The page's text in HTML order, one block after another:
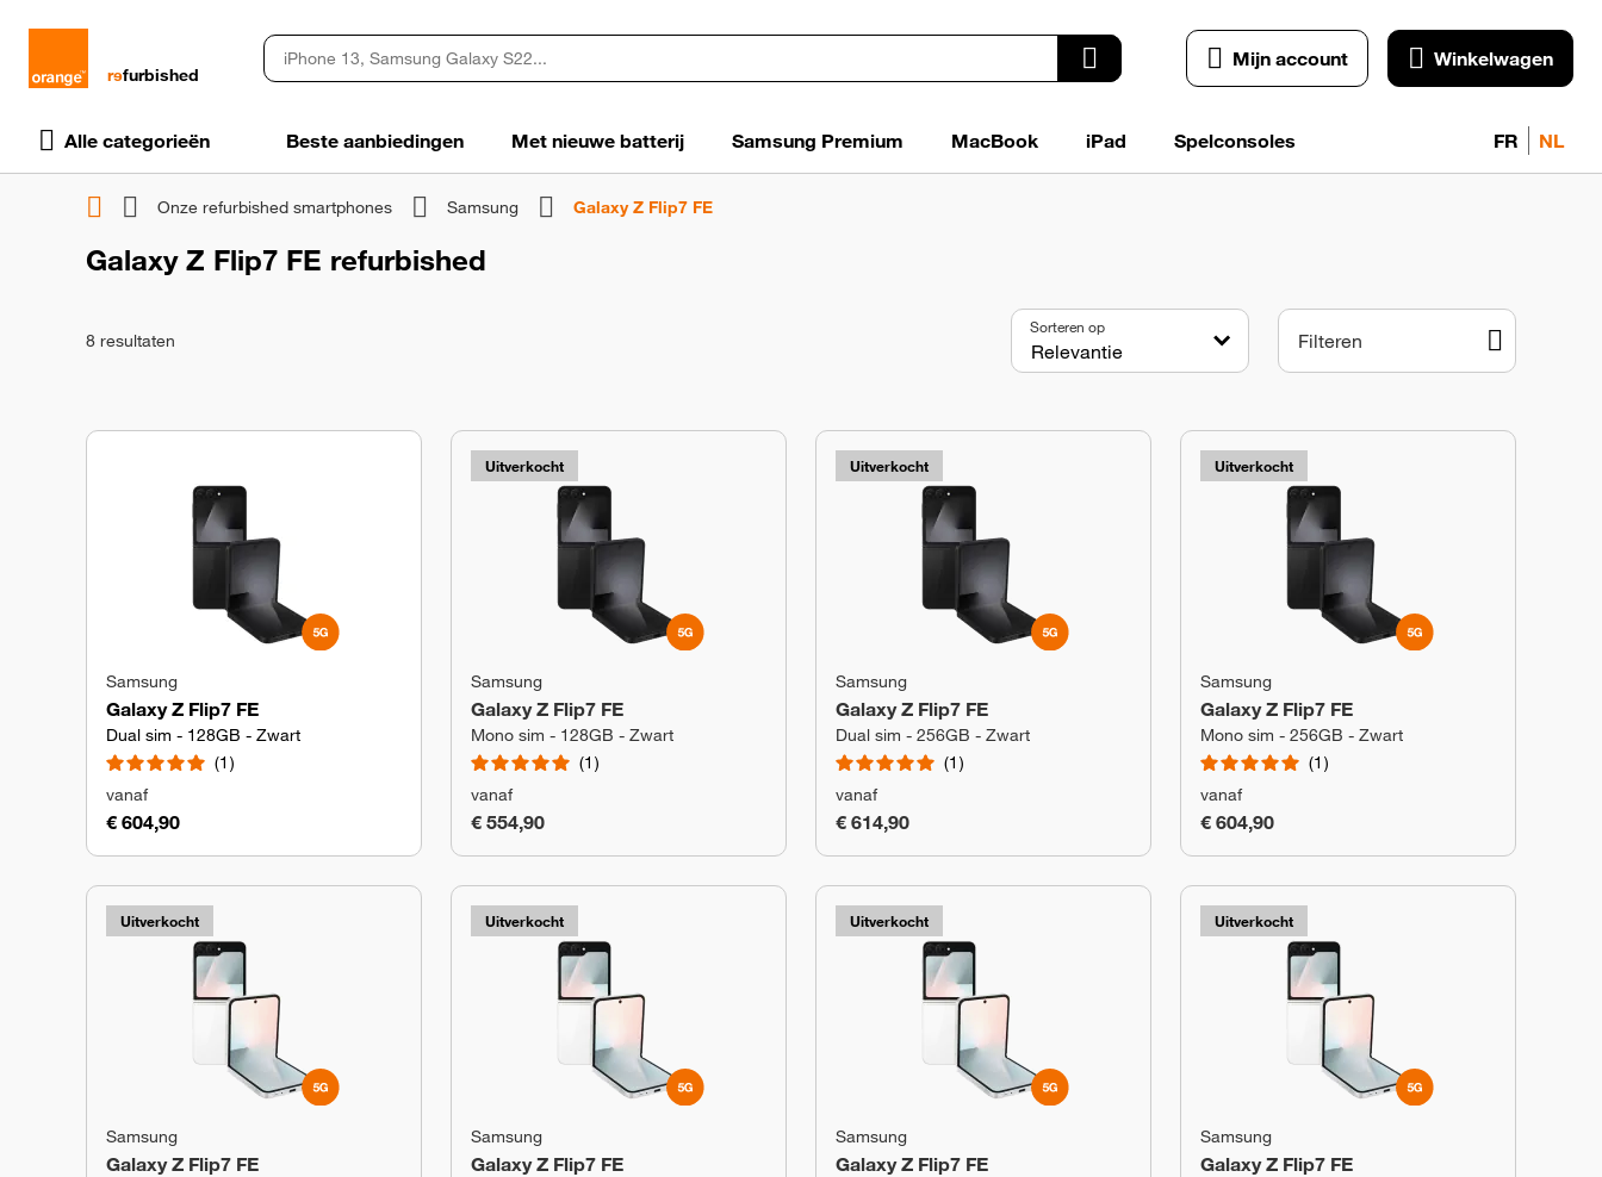
rɘfurbished
Mijn account Winkelwagen
Alle categorieën Beste aanbiedingen Met nieuwe batterij Samsung Premium MacBook iPad Spelconsoles FR NL
Onze refurbished smartphones Samsung Galaxy Z Flip7 FE
Galaxy Z Flip7 FE refurbished
8 resultaten
Sorteren op
Filteren
Samsung
Galaxy Z Flip7 FE
Dual sim - 128GB - Zwart
1
vanaf
€ 604,90
Uitverkocht
Samsung
Galaxy Z Flip7 FE
Mono sim - 128GB - Zwart
1
vanaf
€ 554,90
Uitverkocht
Samsung
Galaxy Z Flip7 FE
Dual sim - 256GB - Zwart
1
vanaf
€ 614,90
Uitverkocht
Samsung
Galaxy Z Flip7 FE
Mono sim - 256GB - Zwart
1
vanaf
€ 604,90
Uitverkocht
Samsung
Galaxy Z Flip7 FE
Uitverkocht
Samsung
Galaxy Z Flip7 FE
Uitverkocht
Samsung
Galaxy Z Flip7 FE
Uitverkocht
Samsung
Galaxy Z Flip7 FE